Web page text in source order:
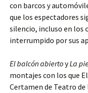
con barcos y
que los espectadores
silencio, incluso en los
interrumpido por sus
El balcón abiertoyLa
montajes con los que
Certamen de Teatro